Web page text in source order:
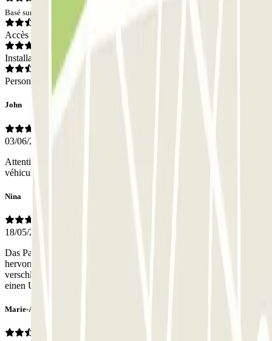
Basé sur 9 avis
Accès
Installations
Personnel
John
03/06/2026
Attention, l'entrée piéton est inutilisable pour récupérer votre
véhicule : il faut se placer au niveau de l'entrée des véhicules...
Nina
18/05/2026
Das Parkhaus ist sehr sicher, relativ zentral gelegen und preislich
hervorragend. Leider war die untere Tür (Zugang zum Auto, zu
verschlossen und funktionierte. Auch nicht mit dem Code. Über
einen Umweg, eine Etage höher, sind wir aber reingekommen.
Marie-Agnès